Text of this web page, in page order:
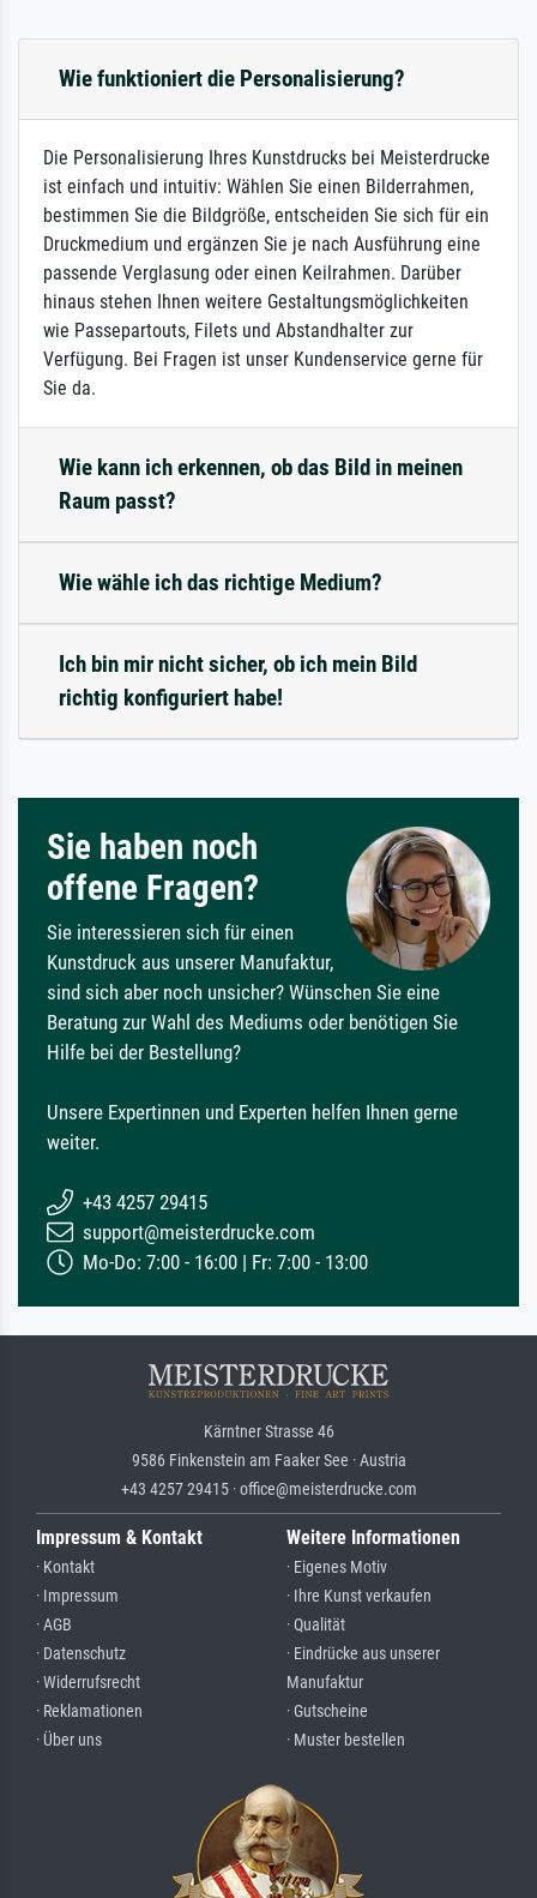
Wie funktioniert die Personalisierung?
Die Personalisierung Ihres Kunstdrucks bei Meisterdrucke
ist einfach und intuitiv: Wählen Sie einen Bilderrahmen,
bestimmen Sie die Bildgröße, entscheiden Sie sich für ein
Druckmedium und ergänzen Sie je nach Ausführung eine
passende Verglasung oder einen Keilrahmen. Darüber
hinaus stehen Ihnen weitere Gestaltungsmöglichkeiten
wie Passepartouts, Filets und Abstandhalter zur
Verfügung. Bei Fragen ist unser Kundenservice gerne für
Sie da.
Wie kann ich erkennen, ob das Bild in meinen
Raum passt?
Wie wähle ich das richtige Medium?
Ich bin mir nicht sicher, ob ich mein Bild
richtig konfiguriert habe!
Sie haben noch
offene Fragen?
Sie interessieren sich für einen
Kunstdruck aus unserer Manufaktur,
sind sich aber noch unsicher? Wünschen Sie eine
Beratung zur Wahl des Mediums oder benötigen Sie
Hilfe bei der Bestellung?
Unsere Expertinnen und Experten helfen Ihnen gerne
weiter.
+43 4257 29415
support@meisterdrucke.com
Mo-Do: 7:00 - 16:00 | Fr: 7:00 - 13:00
Kärntner Strasse 46
9586 Finkenstein am Faaker See · Austria
+43 4257 29415 · office@meisterdrucke.com
Impressum & Kontakt
· Kontakt
· Impressum
· AGB
· Datenschutz
· Widerrufsrecht
· Reklamationen
· Über uns
Weitere Informationen
· Eigenes Motiv
· Ihre Kunst verkaufen
· Qualität
· Eindrücke aus unserer
Manufaktur
· Gutscheine
· Muster bestellen